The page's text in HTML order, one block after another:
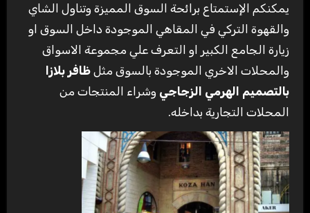
يمكنكم الإستمتاع برائحة السوق المميزة وتناول الشاي
والقهوة التركي في المقاهي الموجودة داخل السوق او
زيارة الجامع الكبير او التعرف علي مجموعة الاسواق
والمحلات الاخري الموجودة بالسوق مثل ظافر بلازا
بالتصميم الهرمي الزجاجي وشراء المنتجات من
المحلات التجارية بداخله.